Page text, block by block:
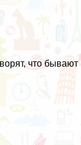
что бывают